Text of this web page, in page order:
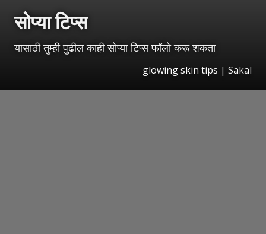
सोप्या टिप्स
यासाठी तुम्ही पुढील काही सोप्या टिप्स फॉलो करू शकता
glowing skin tips | Sakal